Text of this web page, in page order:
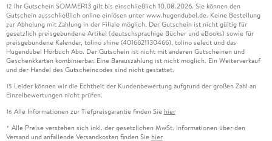
12 Ihr Gutschein SOMMER13 gilt bis einschließlich 10.08.2026. Sie können den
Gutschein ausschließlich online einlösen unter www.hugendubel.de. Keine Bestellung
zur Abholung mit Zahlung in der Filiale möglich. Der Gutschein ist nicht gültig für
gesetzlich preisgebundene Artikel (deutschsprachige Bücher und eBooks) sowie für
preisgebundene Kalender, tolino shine (4016621130466), tolino select und das
Hugendubel Hörbuch Abo. Der Gutschein ist nicht mit anderen Gutscheinen und
Geschenkkarten kombinierbar. Eine Barauszahlung ist nicht möglich. Ein Weiterverkauf
und der Handel des Gutscheincodes sind nicht gestattet.
15 Leider können wir die Echtheit der Kundenbewertung aufgrund der großen Zahl an
Einzelbewertungen nicht prüfen.
16 Alle Informationen zur Tiefpreisgarantie finden Sie hier
* Alle Preise verstehen sich inkl. der gesetzlichen MwSt. Informationen über den
Versand und anfallende Versandkosten finden Sie hier